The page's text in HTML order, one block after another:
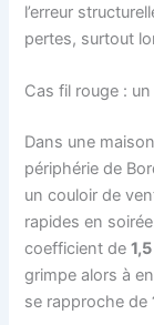
l’erreur
pertes, surtout
Cas fil rouge :
Dans une
périphérie de
un couloir de
rapides en
coefficient de1,5
grimpe alors à
se rapproche de